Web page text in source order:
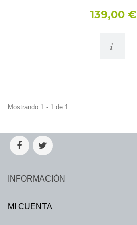
139,00 €
i
Mostrando 1 - 1 de 1
INFORMACIÓN
MI CUENTA